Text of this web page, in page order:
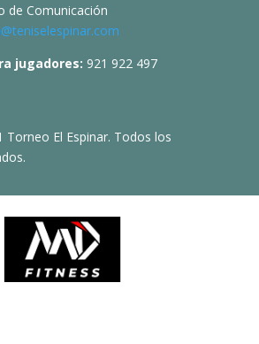
de Comunicación
jugadores: 921 922 497
Torneo El Espinar. Todos los